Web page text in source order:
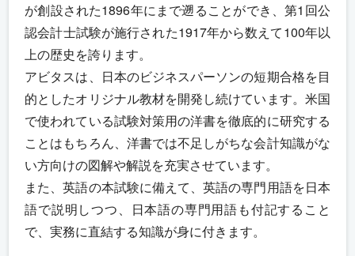
が創設された1896年にまで遡ることができ、第1回公
認会計士試験が施行された1917年から数えて100年以
上の歴史を誇ります。
アビタスは、日本のビジネスパーソンの短期合格を目
的としたオリジナル教材を開発し続けています。米国
で使われている試験対策用の洋書を徹底的に研究する
ことはもちろん、洋書では不足しがちな会計知識がな
い方向けの図解や解説を充実させています。
また、英語の本試験に備えて、英語の専門用語を日本
語で説明しつつ、日本語の専門用語も付記すること
で、実務に直結する知識が身に付きます。